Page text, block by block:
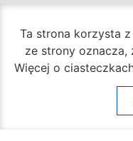
Ta strona korzysta
ze strony oznacza,
Więcej o